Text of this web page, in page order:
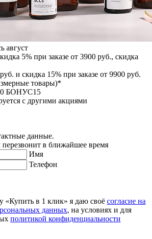
август
5% при заказе от 3900 руб., скидка
и скидка 15% при заказе от 9900 руб.
товары)*
БОНУС15
с другими акциями
данные.
в ближайшее время
Имя
Телефон
«Купить в 1 клик» я даю своё согласие на
данных, на условиях и для
политикой конфиденциальности